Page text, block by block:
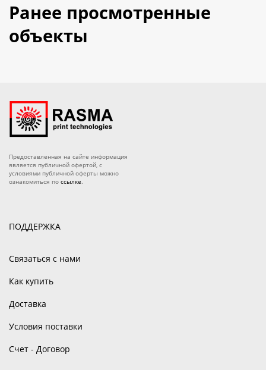
Ранее просмотренные
объекты
Предоставленная на сайте информация
является публичной офертой, с
условиями публичной оферты можно
ознакомиться по ссылке.
ПОДДЕРЖКА
Связаться с нами
Как купить
Доставка
Условия поставки
Счет - Договор